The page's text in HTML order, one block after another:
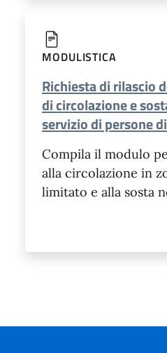
MODULISTICA
Richiesta di rilascio
di circolazione e
servizio di persone
Compila il modulo
alla circolazione in
limitato e alla sosta